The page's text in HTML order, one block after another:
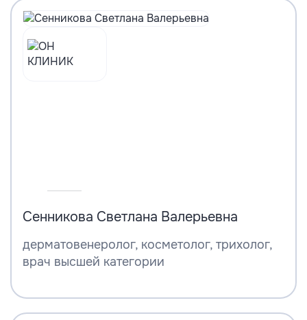
Сенникова Светлана Валерьевна
дерматовенеролог, косметолог, трихолог,
врач высшей категории